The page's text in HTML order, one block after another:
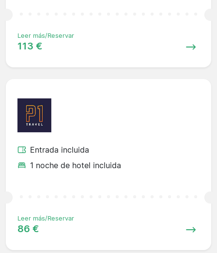
Leer más/Reservar
113 €
Entrada incluida
1 noche de hotel incluida
Leer más/Reservar
86 €